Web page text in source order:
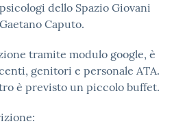
dello Spazio Giovani
Caputo.
tramite modulo google, è
genitori e personale ATA.
è previsto un piccolo buffet.